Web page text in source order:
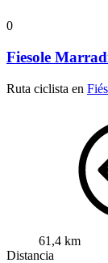
0
Fiesole
Ruta ciclista en
61,4 km
Distancia